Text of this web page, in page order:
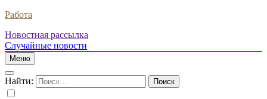
Работа
Новостная рассылка
Случайные новости
Меню
Найти: